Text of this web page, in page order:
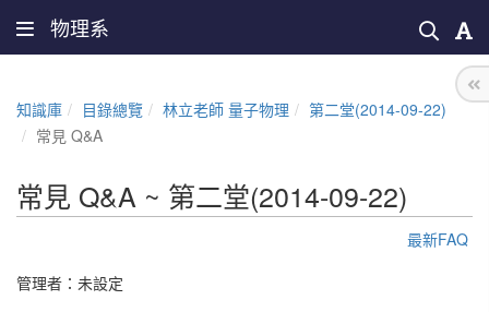
物理系
知識庫 目錄總覽 林立老師 量子物理
第二堂(2014-09-22)
常見 Q&A
常見 Q&A ~ 第二堂(2014-09-22)
最新FAQ
管理者：未設定